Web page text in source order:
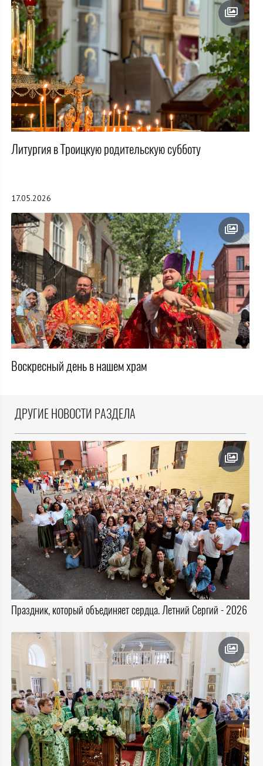
Литургия в Троицкую родительскую субботу
17.05.2026
Воскресный день в нашем храм
ДРУГИЕ НОВОСТИ РАЗДЕЛА
Праздник, который объединяет сердца. Летний Сергий - 2026